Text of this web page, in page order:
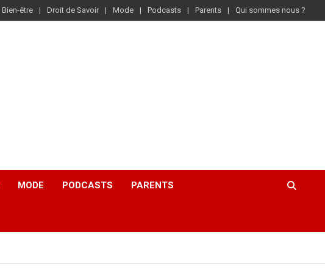
Bien-être Droit de Savoir Mode Podcasts Parents Qui sommes nous ?
MODE PODCASTS PARENTS